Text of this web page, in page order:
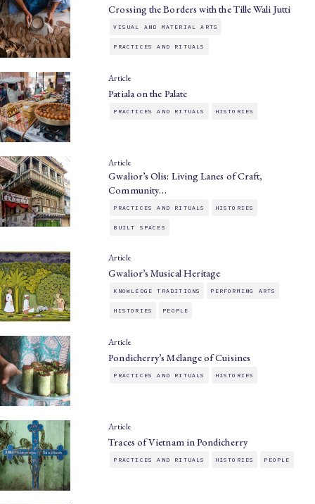
Crossing the Borders with the Tille Wali Jutti
VISUAL AND MATERIAL ARTS
PRACTICES AND RITUALS
Article
Patiala on the Palate
PRACTICES AND RITUALS HISTORIES
Article
Gwalior’s Olis: Living Lanes of Craft,
Community…
PRACTICES AND RITUALS HISTORIES
BUILT SPACES
Article
Gwalior’s Musical Heritage
KNOWLEDGE TRADITIONS PERFORMING ARTS
HISTORIES PEOPLE
Article
Pondicherry’s Mélange of Cuisines
PRACTICES AND RITUALS HISTORIES
Article
Traces of Vietnam in Pondicherry
PRACTICES AND RITUALS HISTORIES PEOPLE